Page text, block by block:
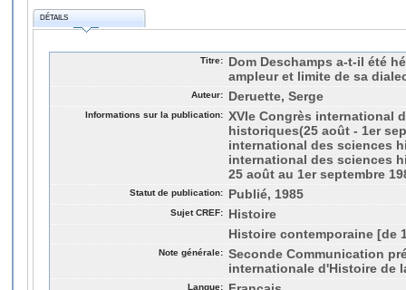
DÉTAILS
Titre:
Dom Deschamps a-t-il été
ampleur et limite de sa
Auteur: Deruette, Serge
Informations sur la publication: XVIe Congrès international
historiques(25 août - 1er
international des sciences
international des sciences
25 août au 1er septembre
Statut de publication: Publié, 1985
Sujet CREF:
Histoire
Histoire contemporaine [de
Note générale: Seconde Communication
internationale d'Histoire de
Langue: